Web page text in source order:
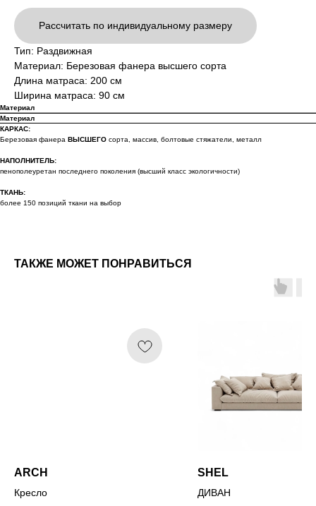
Рассчитать по индивидуальному размеру
Тип: Раздвижная
Материал: Березовая фанера высшего сорта
Длина матраса: 200 см
Ширина матраса: 90 см
Материал
Материал
КАРКАС:
Березовая фанера ВЫСШЕГО сорта, массив, болтовые стяжатели, металл
НАПОЛНИТЕЛЬ:
пенополеуретан последнего поколения (высший класс экологичности)
ТКАНЬ:
более 150 позиций ткани на выбор
ТАКЖЕ МОЖЕТ ПОНРАВИТЬСЯ
ARCH
Кресло
SHEL
ДИВАН